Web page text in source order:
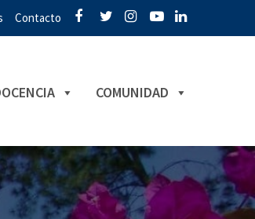
Contacto
COMUNIDAD